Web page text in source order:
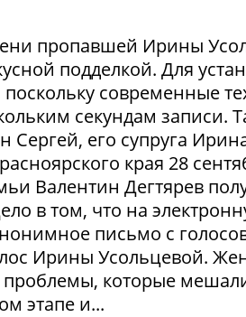
пропавшей Ирины
подделкой. Для
современные
секундам записи.
его супруга
края 28
Валентин Дегтярев
в том, что на
письмо с
Ирины Усольцевой.
которые
этапе и...